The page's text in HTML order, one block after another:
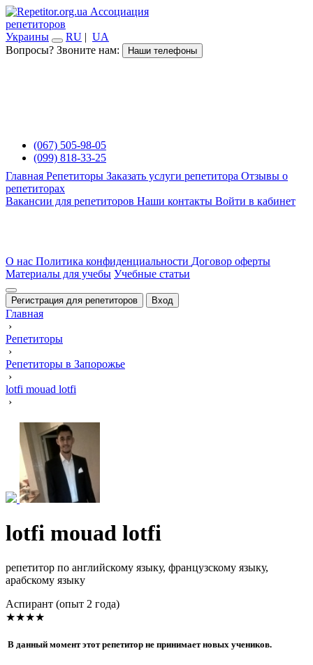
Ассоциация
репетиторов
Украины
RU | UA
Вопросы? Звоните нам:
Наши телефоны
(067) 505-98-05
(099) 818-33-25
Главная Репетиторы Заказать услуги репетитора Отзывы о
репетиторах
Вакансии для репетиторов Наши контакты Войти в кабинет
О нас Политика конфиденциальности Договор оферты
Материалы для учебы Учебные статьи
Регистрация для репетиторов Вход
Главная
›
Репетиторы
›
Репетиторы в Запорожье
›
lotfi mouad lotfi
›
lotfi mouad lotfi
репетитор по английскому языку, французскому языку,
арабскому языку
Аспирант (опыт 2 года)
★★★★
В данный момент этот репетитор не принимает новых учеников.